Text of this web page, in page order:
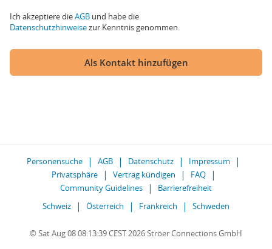
Ich akzeptiere dieAGB und habe die
Datenschutzhinweisezur Kenntnis genommen.
Als Kontakt hinzufügen
Personensuche AGB Datenschutz
Impressum
Privatsphäre
Vertrag kündigen
FAQ
Community Guidelines
Barrierefreiheit
Schweiz
Österreich Frankreich Schweden
© Sat Aug 08 08:13:39 CEST 2026 Ströer Connections GmbH